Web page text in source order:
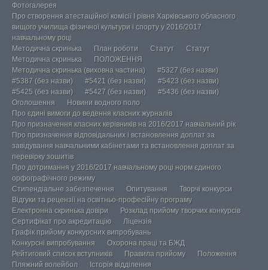
Фотогалерея
Про створення атестаційної комісії І рівня Харківського обласного
вищого училища фізичної культури і спорту у 2016/2017
навчальному році
Методична скринька
План роботи Статут
Статут
Методична скринька
ПОЛОЖЕННЯ
Методична скринька (виховна частина)
#5327 (без назви)
#5387 (без назви)
#5421 (без назви)
#5423 (без назви)
#5425 (без назви)
#5427 (без назви)
#5436 (без назви)
Оголошення
Новини водного поло
Про єдині вимоги до ведення класних журналів
Про призначення класних керівників на 2016/2017 навчальний рік
Про призначення відповідальних і встановлення доплат за
завідування навчальними кабінетами та встановлення доплат за
перевірку зошитів
Про дотримання у 2016/2017 навчальному році норм єдиного
орфографічного режиму
Стипендіальне забезпечення
Опитування
Творчі конкурси
Відгуки та рецензії на освітньо-професійну програму
Електронна скринька довіри
Розклад прийому творчих конкурсів
Сертифікат про акредитацію
Ліцензія
Графік прийому конкурсних випробувань
Конкурсні випробування
Охорона праці та БЖД
Рейтиговий список вступників
Правила прийому
Положення
Пляжний волейбол
Історія відділення